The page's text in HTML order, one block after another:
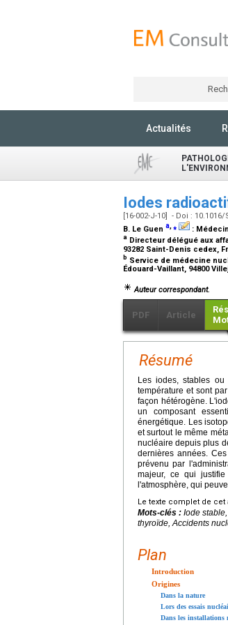
Actualités
Iodes
[16-002-J-10] - Doi : 10.1016/
B. Le Guen a,⁎ :
a Directeur délégué aux
93282 Saint-Denis cedex,
b Service de médecine
Édouard-Vaillant, 94800
Auteur correspondant.
PDF Article
Résumé
Les iodes, stables
température et sont
façon hétérogène.
un composant
énergétique. Les
et surtout le même
nucléaire depuis plus
dernières années.
prévenu par
majeur, ce qui
l'atmosphère, qui
Le texte complet de cet
Mots-clés : Iode
thyroïde, Accidents
Plan
Introduction
Origines
Dans la nature
Lors des essais
Dans les installations